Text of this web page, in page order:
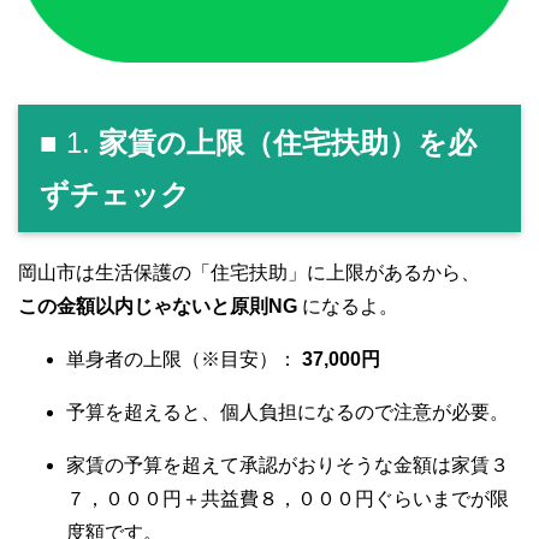
■ 1. 家賃の上限（住宅扶助）を必
ずチェック
岡山市は生活保護の「住宅扶助」に上限があるから、
この金額以内じゃないと原則NG になるよ。
単身者の上限（※目安）： 37,000円
予算を超えると、個人負担になるので注意が必要。
家賃の予算を超えて承認がおりそうな金額は家賃３
７，０００円＋共益費８，０００円ぐらいまでが限
度額です。